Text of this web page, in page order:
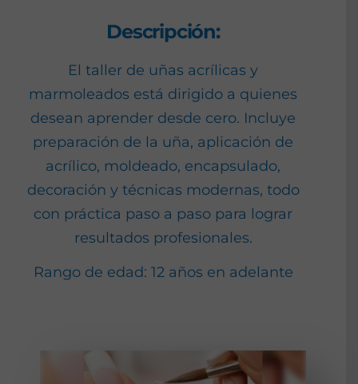
Descripción:
El taller de uñas acrílicas y
marmoleados está dirigido a quienes
desean aprender desde cero. Incluye
preparación de la uña, aplicación de
acrílico, moldeado, encapsulado,
decoración y técnicas modernas, todo
con práctica paso a paso para lograr
resultados profesionales.
Rango de edad: 12 años en adelante